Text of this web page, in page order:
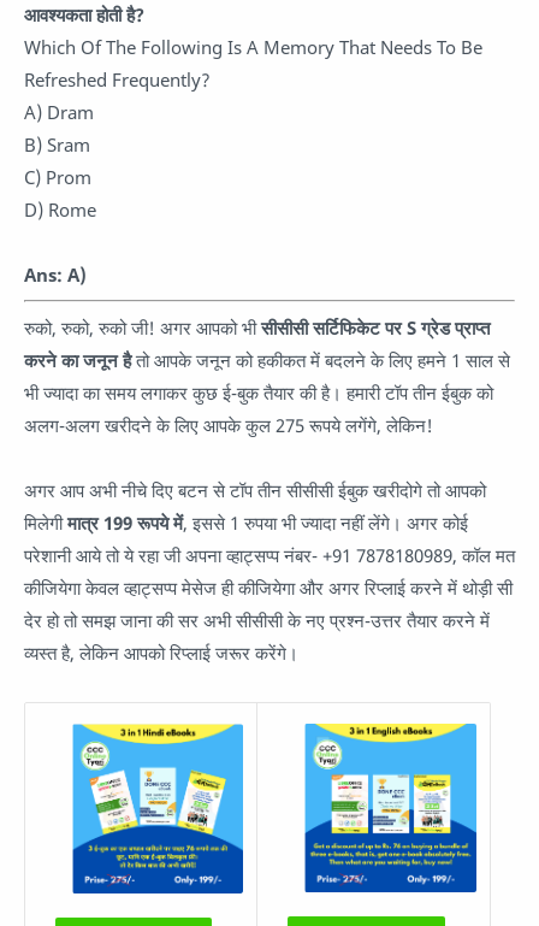
आवश्यकता होती है?
Which Of The Following Is A Memory That Needs To Be
Refreshed Frequently?
A) Dram
B) Sram
C) Prom
D) Rome
Ans: A)
रुको, रुको, रुको जी! अगर आपको भीसीसीसी सर्टिफिकेट पर S ग्रेड प्राप्त
करने का जनून हैतो आपके जनून को हकीकत में बदलने के लिए हमने 1 साल से
भी ज्यादा का समय लगाकर कुछ ई-बुक तैयार की है। हमारी टॉप तीन ईबुक को
अलग-अलग खरीदने के लिए आपके कुल 275 रूपये लगेंगे, लेकिन!
अगर आप अभी नीचे दिए बटन से टॉप तीन सीसीसी ईबुक खरीदोगे तो आपको
मिलेगीमात्र 199 रूपये में, इससे 1 रुपया भी ज्यादा नहीं लेंगे। अगर कोई
परेशानी आये तो ये रहा जी अपना व्हाट्सप्प नंबर- +91 7878180989, कॉल मत
कीजियेगा केवल व्हाट्सप्प मेसेज ही कीजियेगा और अगर रिप्लाई करने में थोड़ी सी
देर हो तो समझ जाना की सर अभी सीसीसी के नए प्रश्न-उत्तर तैयार करने में
व्यस्त है, लेकिन आपको रिप्लाई जरूर करेंगे।